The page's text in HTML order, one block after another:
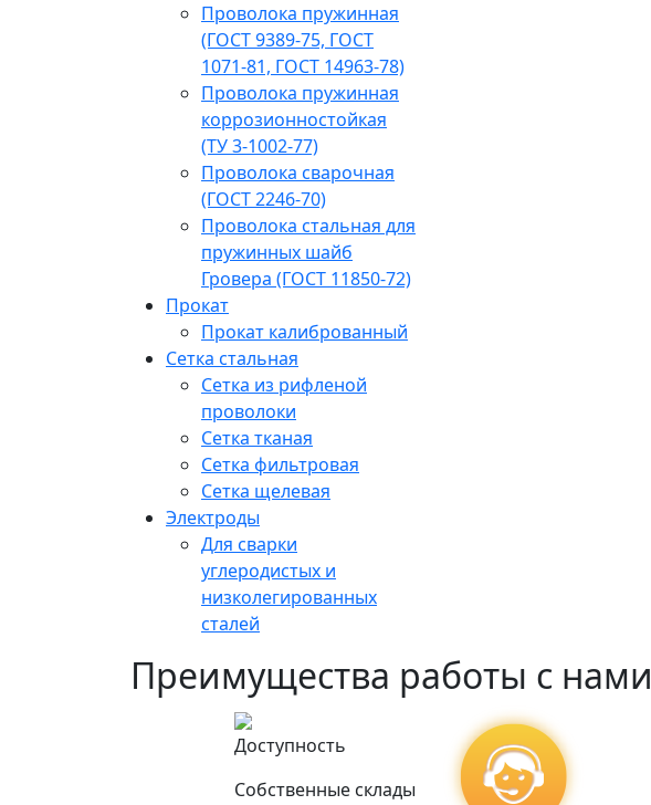
Проволока пружинная
(ГОСТ 9389-75, ГОСТ
1071-81, ГОСТ 14963-78)
Проволока пружинная
коррозионностойкая
(ТУ 3-1002-77)
Проволока сварочная
(ГОСТ 2246-70)
Проволока стальная для
пружинных шайб
Гровера (ГОСТ 11850-72)
Прокат
Прокат калиброванный
Сетка стальная
Сетка из рифленой
проволоки
Сетка тканая
Сетка фильтровая
Сетка щелевая
Электроды
Для сварки
углеродистых и
низколегированных
сталей
Преимущества работы с нами
Доступность
Собственные склады